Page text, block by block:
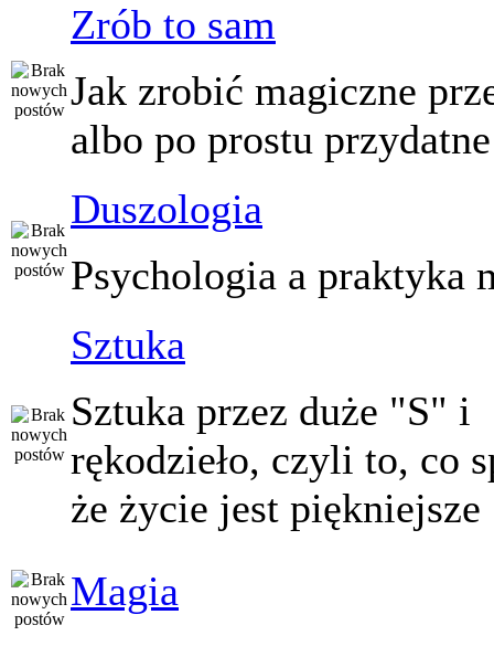
Zrób to sam
Jak zrobić magiczne
albo po prostu
Duszologia
Psychologia a praktyka
Sztuka
Sztuka przez duże "S" i
rękodzieło, czyli to, co
że życie jest piękniejsze
Magia